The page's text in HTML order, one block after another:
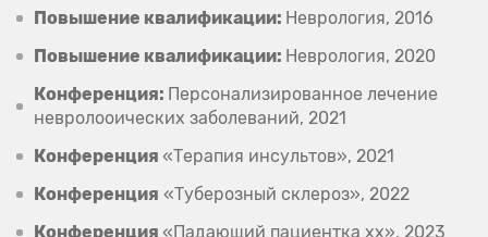
Повышение квалификации: Неврология, 2016
Повышение квалификации: Неврология, 2020
Конференция: Персонализированное лечение
невролооических заболеваний, 2021
Конференция «Терапия инсультов», 2021
Конференция «Туберозный склероз», 2022
Конференция «Падающий пациентка хх», 2023